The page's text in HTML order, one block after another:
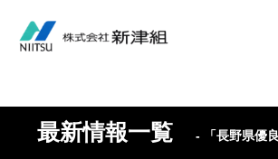
最新情報一覧 - 「長野県優